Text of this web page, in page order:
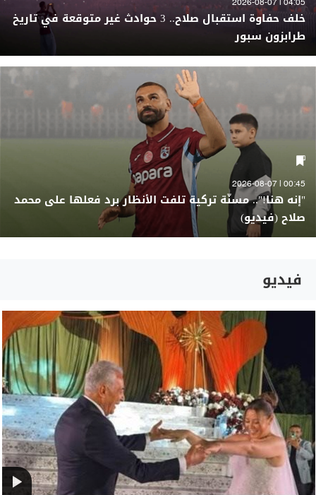
04:05 | 2026-08-07
خلف حفاوة استقبال صلاح.. 3 حوادث غير متوقعة في تاريخ
طرابزون سبور
00:45 | 2026-08-07
"إنه هنا!".. مسنّة تركية تلفت الأنظار برد فعلها على محمد
صلاح (فيديو)
فيديو